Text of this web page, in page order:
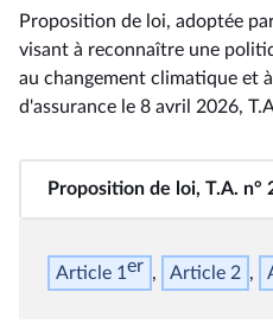
Proposition de loi, adoptée
visant à reconnaître une
au changement climatique et
d'assurance le 8 avril 2026,
Proposition de loi, T.A. n°
<b>Proposition de loi,
Article 1er Article 2